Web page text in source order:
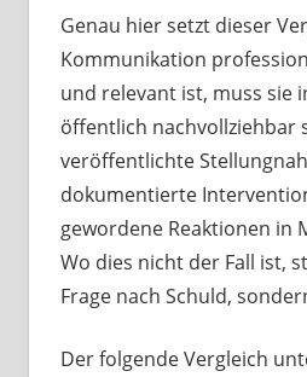
Genau hier setzt dieser
Kommunikation
und relevant ist, muss sie
öffentlich nachvollziehbar
veröffentlichte
dokumentierte
gewordene Reaktionen in
Wo dies nicht der Fall ist,
Frage nach Schuld,
Der folgende Vergleich